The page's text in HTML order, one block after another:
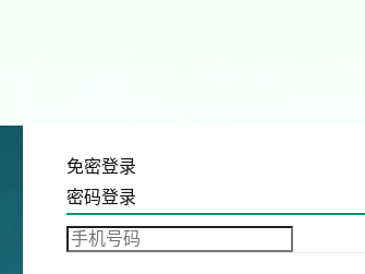
免密登录
密码登录